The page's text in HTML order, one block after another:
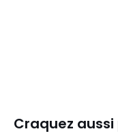
Craquez aussi